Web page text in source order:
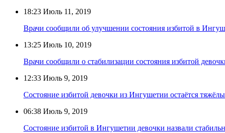
18:23 Июль 11, 2019
Врачи сообщили об улучшении состояния избитой в
13:25 Июль 10, 2019
Врачи сообщили о стабилизации состояния избитой
12:33 Июль 9, 2019
Состояние избитой девочки из Ингушетии остаётся
06:38 Июль 9, 2019
Состояние избитой в Ингушетии девочки назвали